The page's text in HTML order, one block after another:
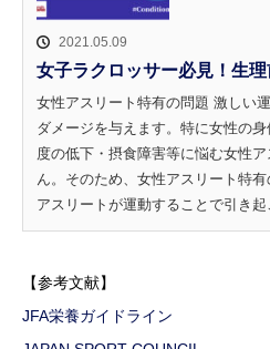
2021.05.09
女子ラクロッサー必見！生
女性アスリート特有の問題 激しい
ダメージを与えます。特に女性の
度の低下・摂食障害等に悩む女性
ん。そのため、女性アスリート特
アスリートが運動することで引き
【参考文献】
JFA栄養ガイドライン